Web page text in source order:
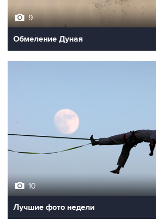
9
Обмеление Дуная
10
Лучшие фото недели